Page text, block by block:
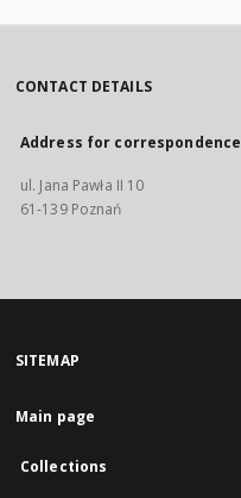
CONTACT DETAILS
Address for correspondence
ul. Jana Pawła II 10
61-139 Poznań
SITEMAP
Main page
Collections